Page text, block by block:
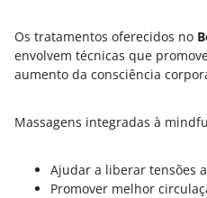
Os tratamentos oferecidos no
envolvem técnicas que
aumento da consciência
Massagens integradas à
Ajudar a liberar tensões
Promover melhor